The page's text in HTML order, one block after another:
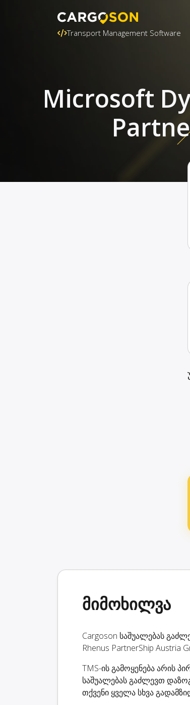
Transport Management Software
Microsoft
მიმოხილვა
Cargoson საშუალებას
Rhenus PartnerShip
TMS-ის გამოყენება არის
საშუალებას გაძლევთ
თქვენი ყველა სხვა